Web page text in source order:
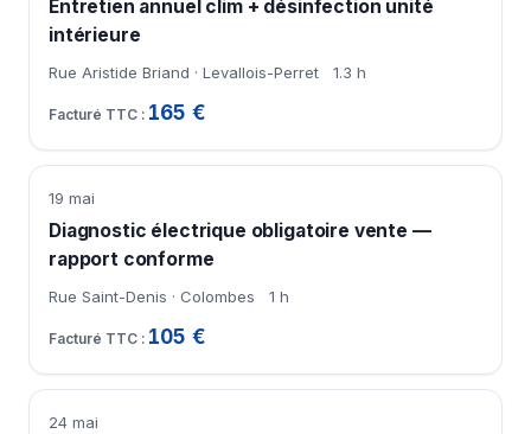
Entretien annuel clim + désinfection unité
intérieure
Rue Aristide Briand · Levallois-Perret 1.3 h
165 €
19 mai
Diagnostic électrique obligatoire vente —
rapport conforme
Rue Saint-Denis · Colombes 1 h
105 €
24 mai